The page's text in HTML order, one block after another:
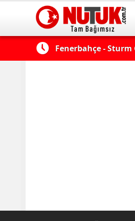
Ligi Fenerbahçe - Sturm